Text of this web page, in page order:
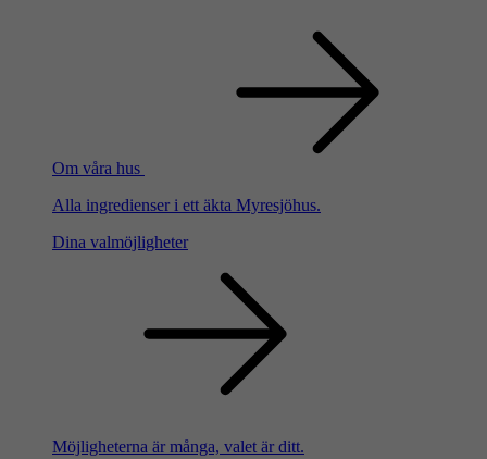
Om våra hus
Alla ingredienser i ett äkta Myresjöhus.
Dina valmöjligheter
Möjligheterna är många, valet är ditt.